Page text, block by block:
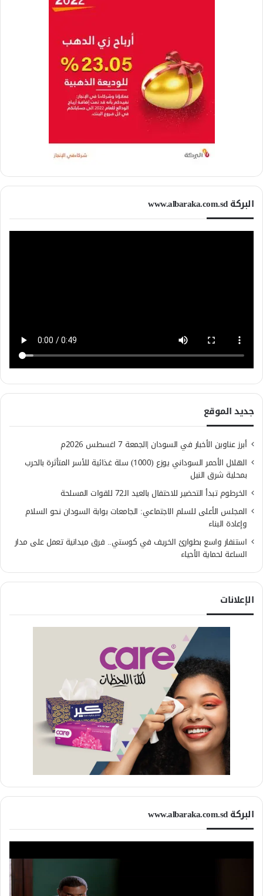
البركة www.albaraka.com.sd
جديد الموقع
أبرز عناوين الأخبار في السودان |الجمعة 7 اغسطس 2026م
الهلال الأحمر السوداني يوزع (1000) سلة غذائية للأسر المتأثرة بالحرب
بمحلية شرق النيل
الخرطوم تبدأ التحضير للاحتفال بالعيد الـ72 للقوات المسلحة
المجلس الأعلى للسلم الاجتماعي: الجامعات بوابة السودان نحو السلام
وإعادة البناء
استنفار واسع بطوارئ الخريف في كوستي.. فرق ميدانية تعمل على مدار
الساعة لحماية الأحياء
الإعلانات
البركة www.albaraka.com.sd